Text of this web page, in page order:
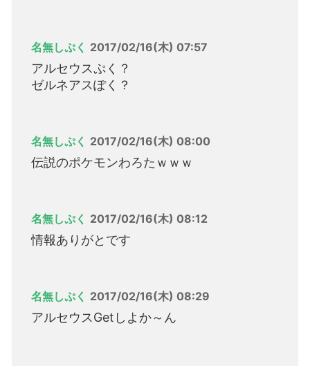
名無しぷく 2017/02/16(木) 07:57
アルセウスぷく？
ゼルネアスぽく？
名無しぷく 2017/02/16(木) 08:00
伝説のポケモンわろたｗｗｗ
名無しぷく 2017/02/16(木) 08:12
情報ありがとです
名無しぷく 2017/02/16(木) 08:29
アルセウスGetしよか～ん